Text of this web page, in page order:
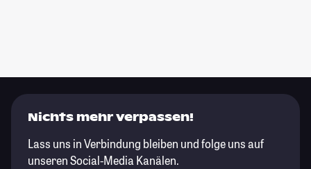
Nichts mehr verpassen!
Lass uns in Verbindung bleiben und folge uns auf
unseren Social-Media Kanälen.